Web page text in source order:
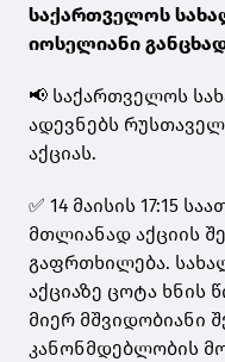
საქართველოს
იოსელიანი
📢 საქართველოს
ადევნებს
აქციას.
✅ 14 მაისის 17:15
მთლიანად აქციის
გაფრთხილება.
აქციაზე ცოტა ხნის
მიერ მშვიდობიანი
კანონმდებლობის